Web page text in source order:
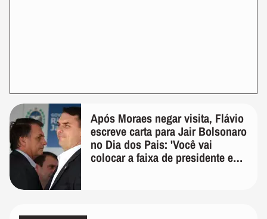
Após Moraes negar visita, Flávio
escreve carta para Jair Bolsonaro
no Dia dos Pais: 'Você vai
colocar a faixa de presidente em